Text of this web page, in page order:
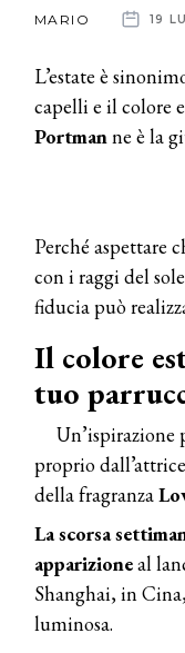
MARIO 19
L’estate è
capelli e il colore
Portmanne è la
Perché aspettare
con i raggi del
fiducia può
Il colore
tuo
Un’ispirazione
proprio
della fragranza
La scorsa
apparizioneal
Shanghai, in
luminosa.